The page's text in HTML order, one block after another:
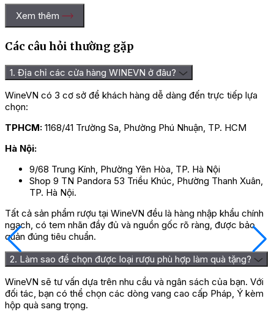
Bạn phảiđăng nhập
Xem thêm
Các câu hỏi thường gặp
1. Địa chỉ các cửa hàng WINEVN ở đâu?
WineVN có 3 cơ sở để khách hàng dễ dàng đến trực tiếp lựa
chọn:
TPHCM: 1168/41 Trường Sa, Phường Phú Nhuận, TP. HCM
Hà Nội:
9/68 Trung Kính, Phường Yên Hòa, TP. Hà Nội
Shop 9 TN Pandora 53 Triều Khúc, Phường Thanh Xuân,
TP. Hà Nội.
Tất cả sản phẩm rượu tại WineVN đều là hàng nhập khẩu chính
ngạch, có tem nhãn đầy đủ và nguồn gốc rõ ràng, được bảo
quản đúng tiêu chuẩn.
2. Làm sao để chọn được loại rượu phù hợp làm quà tặng?
WineVN sẽ tư vấn dựa trên nhu cầu và ngân sách của bạn. Với
đối tác, bạn có thể chọn các dòng vang cao cấp Pháp, Ý kèm
hộp quà sang trọng.